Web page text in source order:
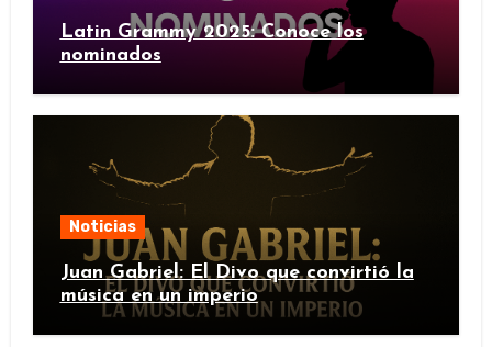
Latin Grammy 2025: Conoce los
nominados
Noticias
Juan Gabriel: El Divo que convirtió la
música en un imperio